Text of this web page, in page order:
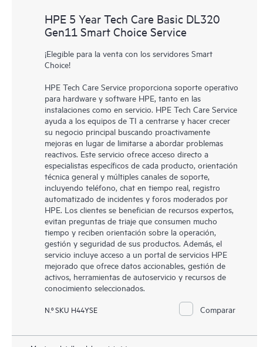
HPE 5 Year Tech Care Basic DL320
Gen11 Smart Choice Service
¡Elegible para la venta con los servidores Smart
Choice!
HPE Tech Care Service proporciona soporte operativo
para hardware y software HPE, tanto en las
instalaciones como en servicio. HPE Tech Care Service
ayuda a los equipos de TI a centrarse y hacer crecer
su negocio principal buscando proactivamente
mejoras en lugar de limitarse a abordar problemas
reactivos. Este servicio ofrece acceso directo a
especialistas específicos de cada producto, orientación
técnica general y múltiples canales de soporte,
incluyendo teléfono, chat en tiempo real, registro
automatizado de incidentes y foros moderados por
HPE. Los clientes se benefician de recursos expertos,
evitan preguntas de triaje que consumen mucho
tiempo y reciben orientación sobre la operación,
gestión y seguridad de sus productos. Además, el
servicio incluye acceso a un portal de servicios HPE
mejorado que ofrece datos accionables, gestión de
activos, herramientas de autoservicio y recursos de
conocimiento seleccionados.
N.º SKU H44YSE Comparar